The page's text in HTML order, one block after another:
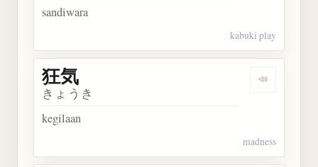
sandiwara
kabuki play
Dengarkan
狂気
きょうき
kegilaan
madness